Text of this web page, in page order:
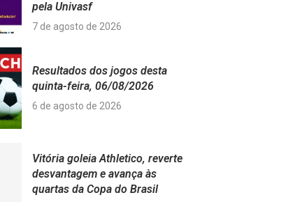
pela Univasf
7 de agosto de 2026
Resultados dos jogos desta
quinta-feira, 06/08/2026
6 de agosto de 2026
Vitória goleia Athletico, reverte
desvantagem e avança às
quartas da Copa do Brasil